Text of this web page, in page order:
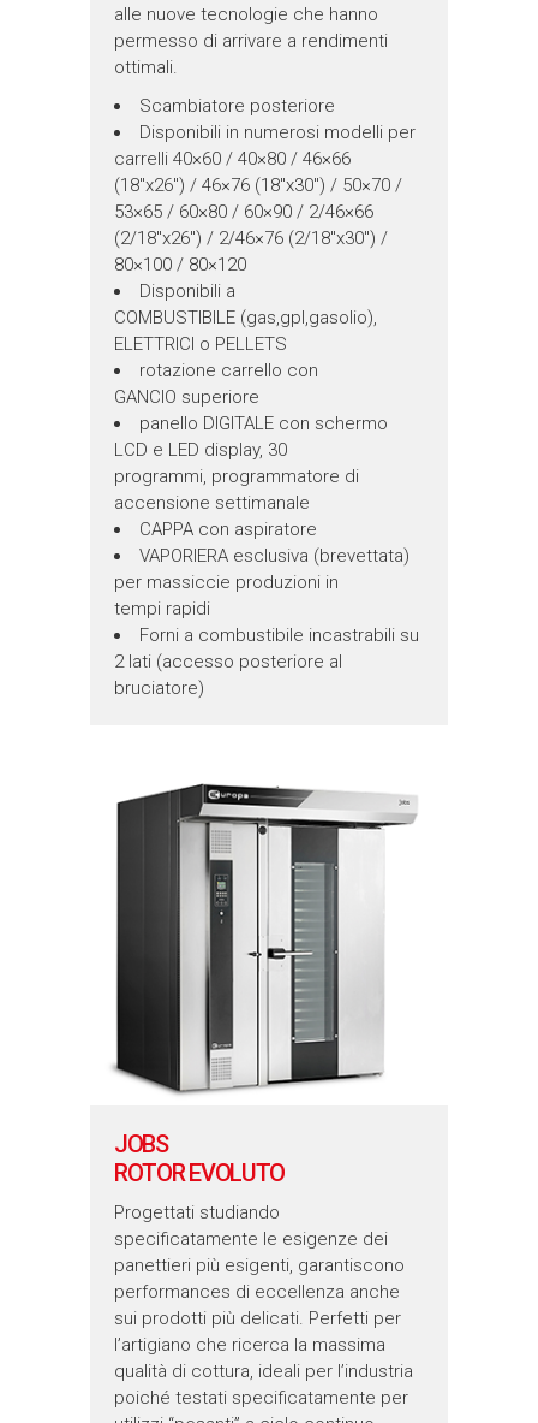
alle nuove tecnologie che hanno
permesso di arrivare a rendimenti
ottimali.
Scambiatore posteriore
Disponibili in numerosi modelli per
carrelli 40×60 / 40×80 / 46×66
(18″x26″) / 46×76 (18″x30″) / 50×70 /
53×65 / 60×80 / 60×90 / 2/46×66
(2/18″x26″) / 2/46×76 (2/18″x30″) /
80×100 / 80×120
Disponibili a
COMBUSTIBILE (gas,gpl,gasolio),
ELETTRICI o PELLETS
rotazione carrello con
GANCIO superiore
panello DIGITALE con schermo
LCD e LED display, 30
programmi, programmatore di
accensione settimanale
CAPPA con aspiratore
VAPORIERA esclusiva (brevettata)
per massiccie produzioni in
tempi rapidi
Forni a combustibile incastrabili su
2 lati (accesso posteriore al
bruciatore)
JOBS
ROTOR EVOLUTO
Progettati studiando
specificatamente le esigenze dei
panettieri più esigenti, garantiscono
performances di eccellenza anche
sui prodotti più delicati. Perfetti per
l’artigiano che ricerca la massima
qualità di cottura, ideali per l’industria
poiché testati specificatamente per